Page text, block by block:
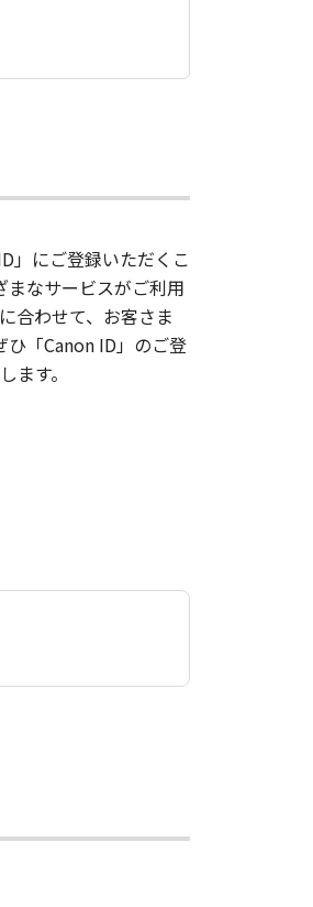
」にご登録いただくこ
まなサービスがご利用
合わせて、お客さま
「Canon ID」のご登
す。